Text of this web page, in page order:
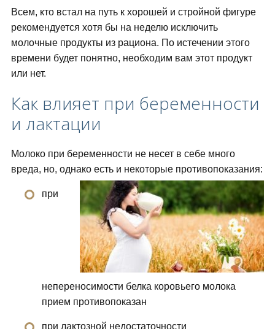
Всем, кто встал на путь к хорошей и стройной фигуре
рекомендуется хотя бы на неделю исключить
молочные продукты из рациона. По истечении этого
времени будет понятно, необходим вам этот продукт
или нет.
Как влияет при беременности
и лактации
Молоко при беременности не несет в себе много
вреда, но, однако есть и некоторые противопоказания:
при
непереносимости белка коровьего молока
прием противопоказан
при лактозной недостаточности